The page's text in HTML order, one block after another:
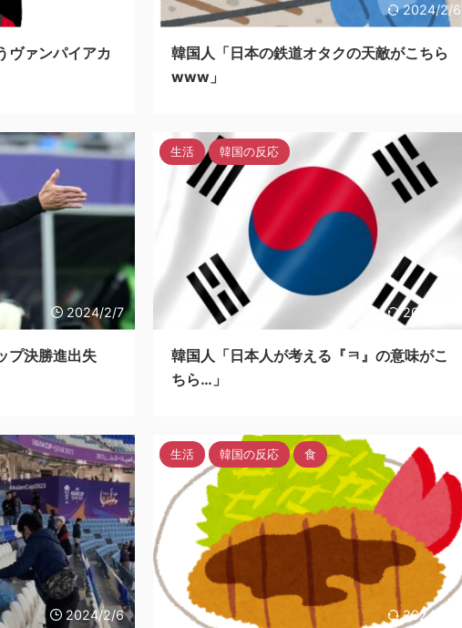
ヴァンパイアカ
2024/2/6
韓国人「日本の鉄道オタクの天敵がこちら
www」
2024/2/7
プ決勝進出失
2024/2/6
生活 韓国の反応
韓国人「日本人が考える『ㅋ』の意味がこ
ちら…」
2024/2/6 2024/2/5
生活 韓国の反応 食